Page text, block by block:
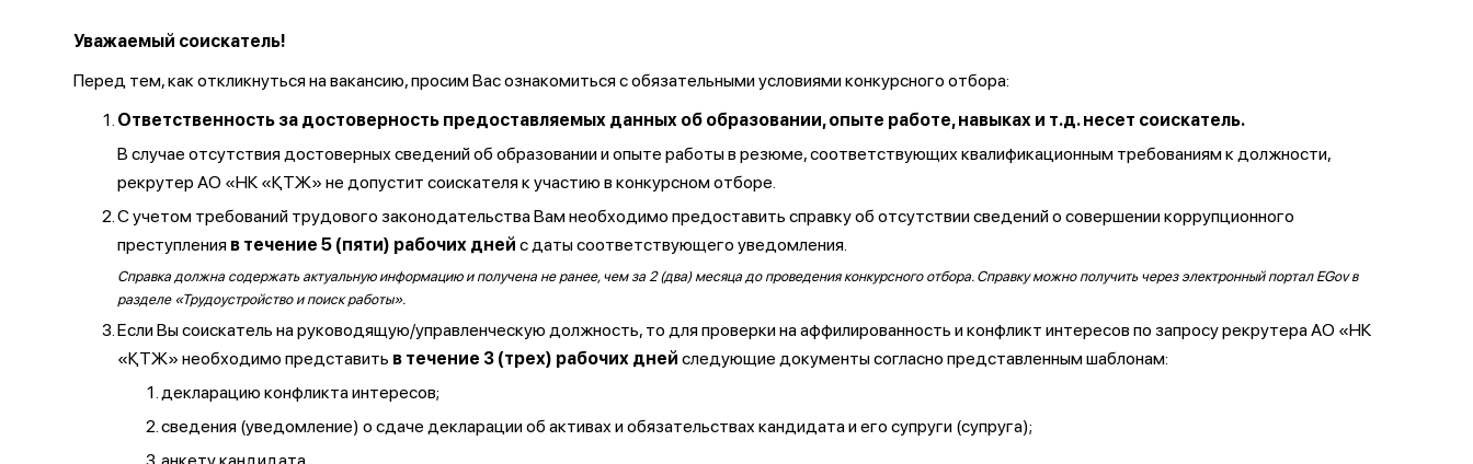
Уважаемый соискатель!
Перед тем, как откликнуться на вакансию, просим Вас ознакомиться с обязательными условиями конкурсного отбора:
Ответственность за достоверность предоставляемых данных об образовании, опыте работе, навыках и т.д. несет соискатель.
В случае отсутствия достоверных сведений об образовании и опыте работы в резюме, соответствующих квалификационным требованиям к должности,
рекрутер АО «НК «ҚТЖ» не допустит соискателя к участию в конкурсном отборе.
С учетом требований трудового законодательства Вам необходимо предоставить справку об отсутствии сведений о совершении коррупционного
преступления в течение 5 (пяти) рабочих дней с даты соответствующего уведомления.
Справка должна содержать актуальную информацию и получена не ранее, чем за 2 (два) месяца до проведения конкурсного отбора. Справку можно получить через электронный портал EGov в
разделе «Трудоустройство и поиск работы».
Если Вы соискатель на руководящую/управленческую должность, то для проверки на аффилированность и конфликт интересов по запросу рекрутера АО «НК
«ҚТЖ» необходимо представить в течение 3 (трех) рабочих дней следующие документы согласно представленным шаблонам:
декларацию конфликта интересов;
сведения (уведомление) о сдаче декларации об активах и обязательствах кандидата и его супруги (супруга);